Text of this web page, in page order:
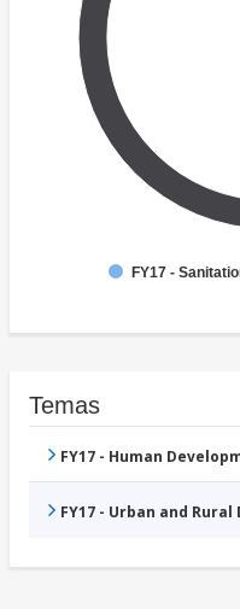
FY17 -
Temas
FY17 - Human
FY17 - Urban and